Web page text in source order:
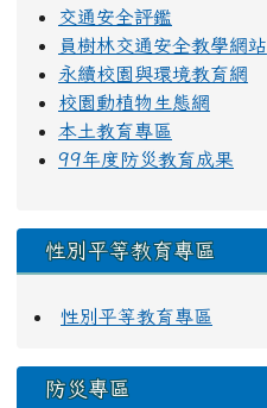
交通安全評鑑
員樹林交通安全教學網站
永續校園與環境教育網
校園動植物生態網
本土教育專區
99年度防災教育成果
性別平等教育專區
性別平等教育專區
防災專區